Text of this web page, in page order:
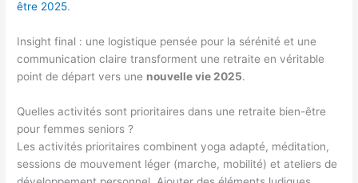
être 2025.
Insight final : une logistique pensée pour la sérénité et une
communication claire transforment une retraite en véritable
point de départ vers une nouvelle vie 2025.
Quelles activités sont prioritaires dans une retraite bien-être
pour femmes seniors ?
Les activités prioritaires combinent yoga adapté, méditation,
sessions de mouvement léger (marche, mobilité) et ateliers de